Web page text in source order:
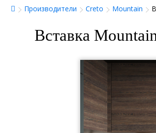
Производители Creto Mountain
Вставка